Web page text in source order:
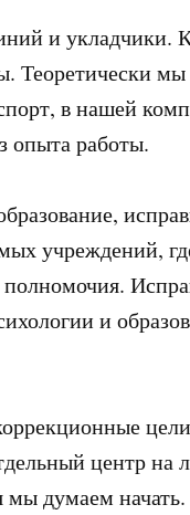
и укладчики.
Теоретически
в нашей
опыта работы.
учреждений,
и
центр на
мы думаем